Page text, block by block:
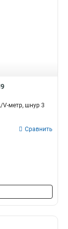
V-метр, шнур 3
Сравнить